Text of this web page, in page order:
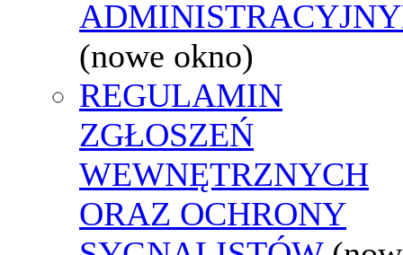
(nowe okno)
REGULAMIN
ZGŁOSZEŃ
WEWNĘTRZNYCH
ORAZ OCHRONY